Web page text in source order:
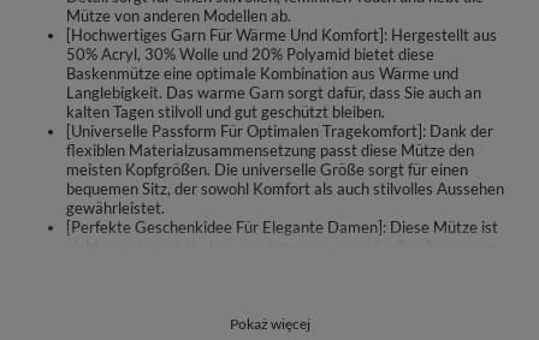
Mütze von anderen Modellen ab.
[Hochwertiges Garn Für Wärme Und Komfort]: Hergestellt aus
50% Acryl, 30% Wolle und 20% Polyamid bietet diese
Baskenmütze eine optimale Kombination aus Wärme und
Langlebigkeit. Das warme Garn sorgt dafür, dass Sie auch an
kalten Tagen stilvoll und gut geschützt bleiben.
[Universelle Passform Für Optimalen Tragekomfort]: Dank der
flexiblen Materialzusammensetzung passt diese Mütze den
meisten Kopfgrößen. Die universelle Größe sorgt für einen
bequemen Sitz, der sowohl Komfort als auch stilvolles Aussehen
gewährleistet.
[Perfekte Geschenkidee Für Elegante Damen]: Diese Mütze ist
nicht nur ein praktisches, sondern auch ein stilvolles Accessoire,
Pokaż więcej